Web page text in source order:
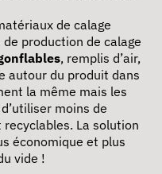
de calage
production de calage
, remplis d’air,
autour du produit dans
la même mais les
moins de
La solution
économique et plus
vide !